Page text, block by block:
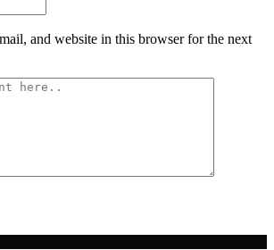
and website in this browser for the next